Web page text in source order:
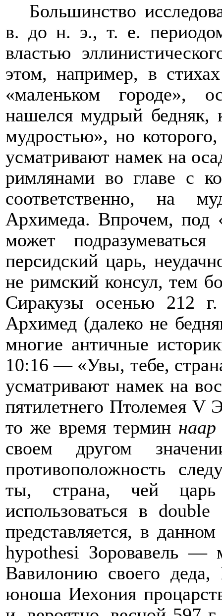
Большинство
в. до н. э., т. е.
властью
этом, например, в
«маленьком городе»,
нашелся мудрый бедняк,
мудростью», но
усматривают намек на
римлянами во главе с
соответственно, на
Архимеда. Впрочем, под
может
персидский царь,
не римский консул, тем
Сиракузы осенью 212
Архимед (далеко не
многие античные
10:16 — «Увы, тебе,
усматривают намек на
пятилетнего ПтолемеяV
то же время термин
своем другом
противоположность
ты, страна, чей
использоваться в double
представляется, в
hypothesi Зоровавель —
Вавилонию своего
юноша Иехония